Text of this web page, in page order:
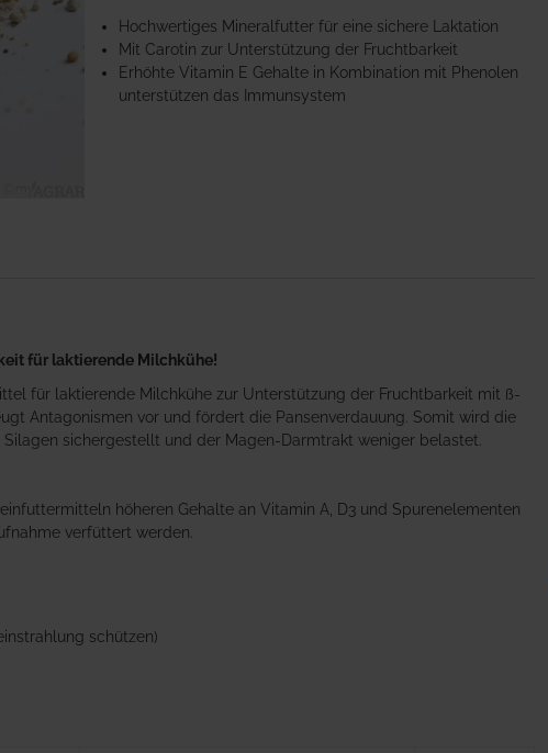
Hochwertiges Mineralfutter für eine sichere Laktation
Mit Carotin zur Unterstützung der Fruchtbarkeit
Erhöhte Vitamin E Gehalte in Kombination mit Phenolen
unterstützen das Immunsystem
für laktierende Milchkühe!
für laktierende Milchkühe zur Unterstützung der Fruchtbarkeit mit ß-
Antagonismen vor und fördert die Pansenverdauung. Somit wird die
sichergestellt und der Magen-Darmtrakt weniger belastet.
höheren Gehalte an Vitamin A, D3 und Spurenelementen
verfüttert werden.
schützen)